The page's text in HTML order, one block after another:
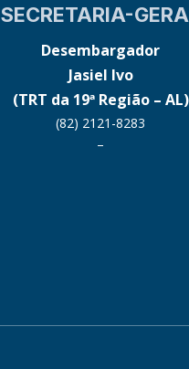
SECRETARIA-
Desembargador
Jasiel Ivo
(TRT da 19ª Região – AL)
(82) 2121-8283
–